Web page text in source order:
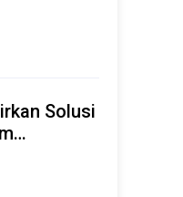
Solusi
AI &